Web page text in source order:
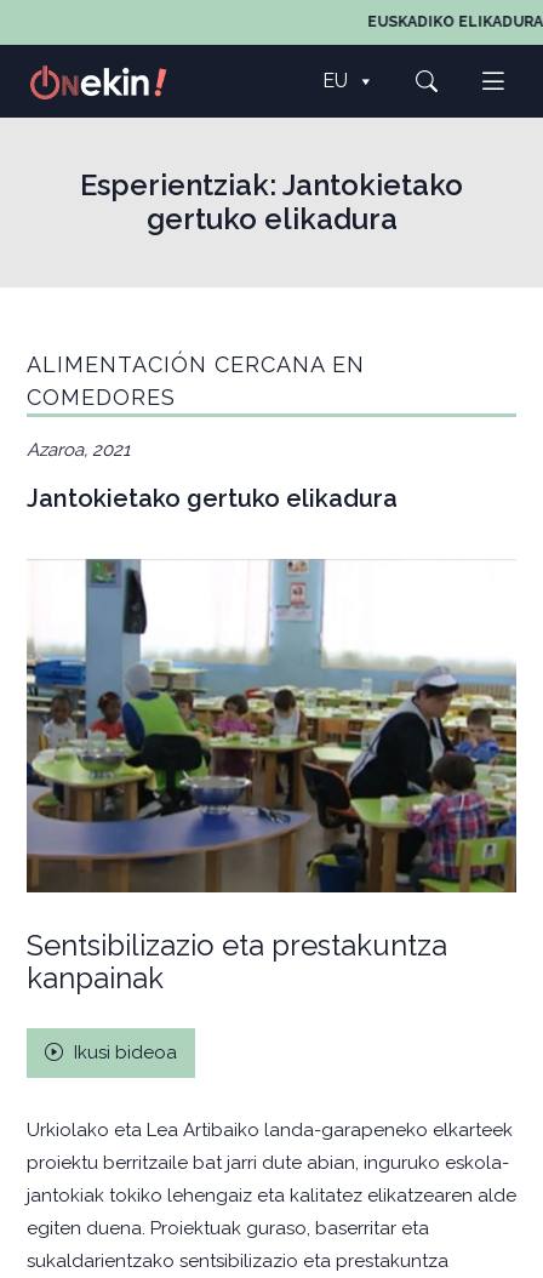
EUSKADIKO
EU
Esperientziak: Jantokietako
gertuko elikadura
ALIMENTACIÓN CERCANA EN
COMEDORES
Azaroa, 2021
Jantokietako gertuko elikadura
Sentsibilizazio eta prestakuntza
kanpainak
Ikusi bideoa
Urkiolako eta Lea Artibaiko landa-garapeneko elkarteek
proiektu berritzaile bat jarri dute abian, inguruko eskola-
jantokiak tokiko lehengaiz eta kalitatez elikatzearen alde
egiten duena. Proiektuak guraso, baserritar eta
sukaldarientzako sentsibilizazio eta prestakuntza